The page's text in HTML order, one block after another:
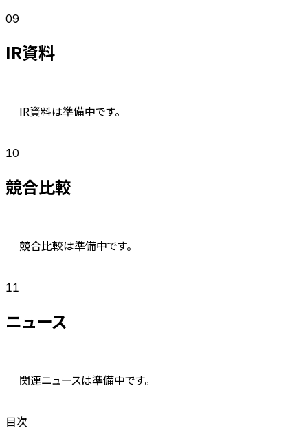
09
IR資料
IR資料は準備中です。
10
競合比較
競合比較は準備中です。
11
ニュース
関連ニュースは準備中です。
目次